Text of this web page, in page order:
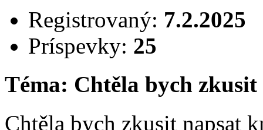
Registrovaný: 7.2.2025
Príspevky: 25
Téma: Chtěla bych
Chtěla bych zkusit napsat